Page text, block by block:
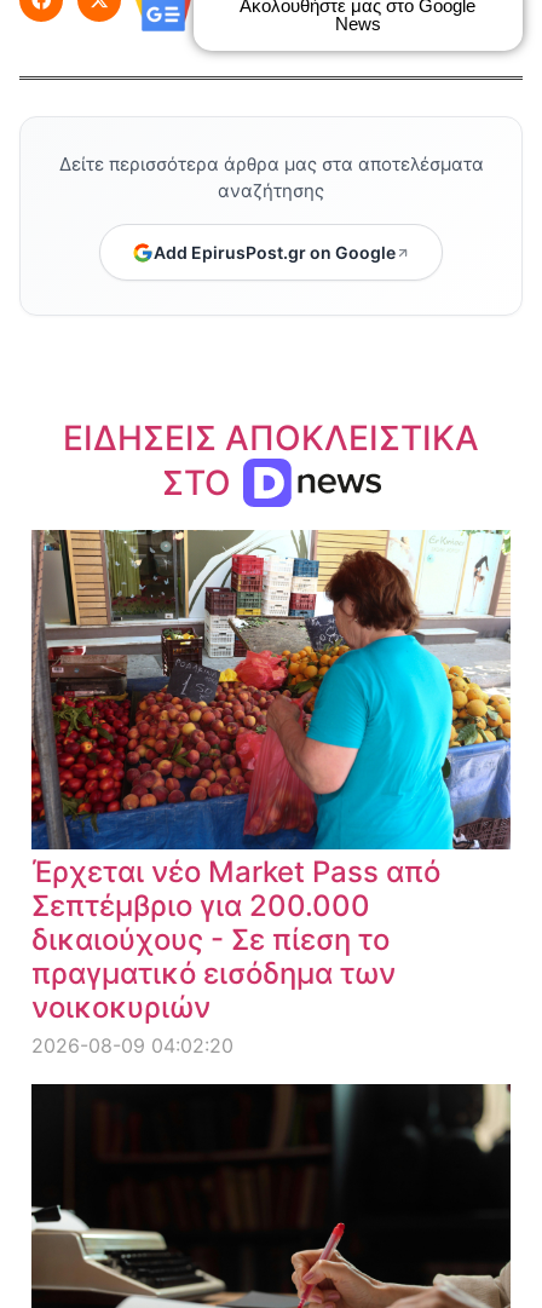
Ακολουθήστε μας στο Google
News
Δείτε περισσότερα άρθρα μας στα αποτελέσματα
αναζήτησης
Add EpirusPost.gr on Google
ΕΙΔΗΣΕΙΣ ΑΠΟΚΛΕΙΣΤΙΚΑ
ΣΤΟ
Έρχεται νέο Market Pass από
Σεπτέμβριο για 200.000
δικαιούχους - Σε πίεση το
πραγματικό εισόδημα των
νοικοκυριών
2026-08-09 04:02:20